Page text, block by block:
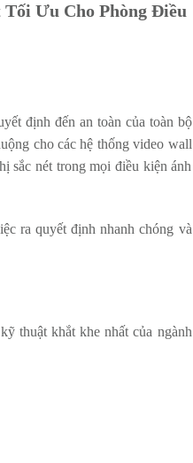
Ưu Cho Phòng Điều
định đến an toàn của toàn bộ
cho các hệ thống video wall
sắc nét trong mọi điều kiện ánh
ra quyết định nhanh chóng và
thuật khắt khe nhất của ngành